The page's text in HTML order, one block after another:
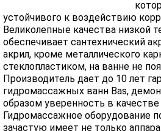
устойчивого к воздействию
Великолепные качества низкой
обеспечивает сантехнический
акрил, кроме металлического
стеклопластиком, на ванне не
Производитель дает до 10 лет
гидромассажных ванн Bas,
образом уверенность в качестве
Гидромассажное оборудование
зачастую имеет не только